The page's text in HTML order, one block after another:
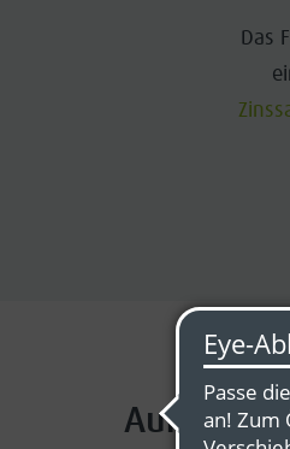
Das
Auf einen